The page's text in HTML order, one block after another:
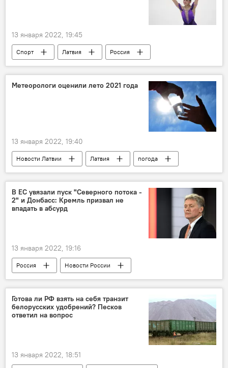
13 января 2022, 19:45
Спорт Латвия
Россия
Таллин
фигурное катание
фигуристка
Метеорологи оценили лето 2021 года
13 января 2022, 19:40
Новости Латвии Латвия
погода
Европа
лето жара
В ЕС увязали пуск "Северного потока -
2" и Донбасс: Кремль призвал не
впадать в абсурд
13 января 2022, 19:16
Россия
Новости России
Дмитрий Песков
Евросоюз
политика
"Северный поток - 2" - труба раздора
Готова ли РФ взять на себя транзит
белорусских удобрений? Песков
ответил на вопрос
13 января 2022, 18:51